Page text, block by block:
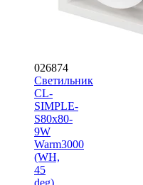
026874
Светильник
CL-
SIMPLE-
S80x80-
9W
Warm3000
(WH,
45
deg)